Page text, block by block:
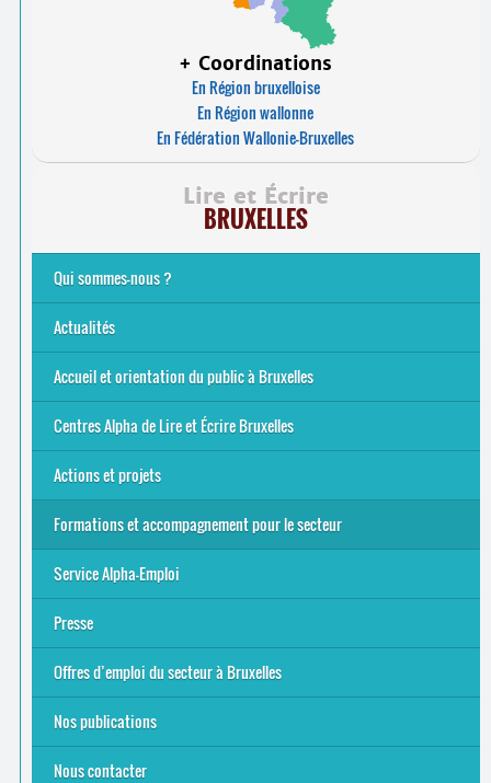
+ Coordinations
En Région bruxelloise
En Région wallonne
En Fédération Wallonie-Bruxelles
Lire et Écrire
BRUXELLES
Qui sommes-nous ?
Analphabétisme et illettrisme
L’alphabétisation populaire
Le mouvement Lire et Écrire
Nos missions
... Tous les articles
Actualités
Offres d’emploi du secteur à Bruxelles
La rentrée 2026-27
Pour être belge à la plage…
A vos agendas ! Alpha bruxellois, mobilise-toi !
Inauguration du Centre Alpha Forest de Lire et Écrire
Bruxelles
... Tous les articles
Accueil et orientation du public à Bruxelles
8 Points Accueil
Publics concernés ?
Que proposons-nous ?
Qui sommes-nous ?
Centres Alpha de Lire et Écrire Bruxelles
Actions et projets
Alpha-Jeux
Arts & Alpha
Jeudis du Cinéma
Le projet Alpha-TIC
Notre projet FSE
Tac-TIC Emploi
Formations et accompagnement pour le secteur
S’initier
Se former
Se rencontrer
Être accompagné·e
Service Alpha-Emploi
Équipe et contacts
Accompagnement individuel
Accompagnement collectif
Folder Service Alpha-Emploi
Presse
2021
2024
2025
Offres d’emploi du secteur à Bruxelles
Emplois rémunérés
Bénévolat
Candidature spontanée à Lire et Écrire Bruxelles
Nos publications
Nous contacter